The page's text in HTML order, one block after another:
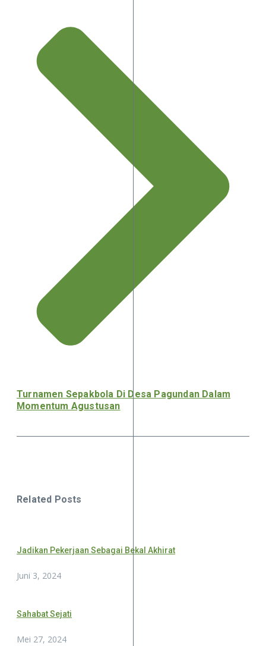
Turnamen Sepakbola Di Desa Pagundan Dalam
Momentum Agustusan
Related Posts
Jadikan Pekerjaan Sebagai Bekal Akhirat
Juni 3, 2024
Sahabat Sejati
Mei 27, 2024